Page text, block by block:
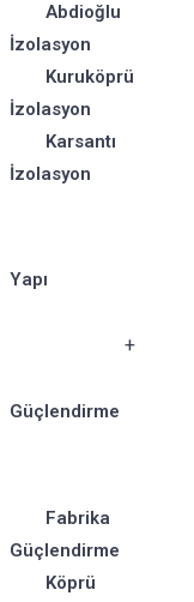
Abdioğlu
İzolasyon
Kuruköprü
İzolasyon
Karsantı
İzolasyon
Yapı
Güçlendirme
Fabrika
Güçlendirme
Köprü